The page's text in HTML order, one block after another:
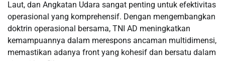
Laut, dan Angkatan Udara sangat penting untuk efektivitas
operasional yang komprehensif. Dengan mengembangkan
doktrin operasional bersama, TNI AD meningkatkan
kemampuannya dalam merespons ancaman multidimensi,
memastikan adanya front yang kohesif dan bersatu dalam